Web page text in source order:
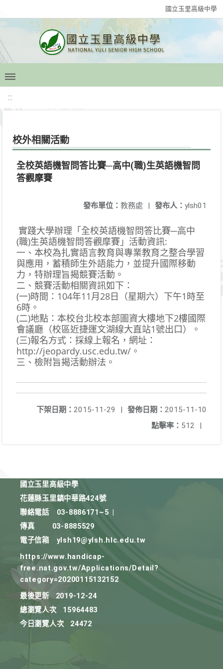
國立玉里高級中學
:::
校外相關活動
全校英語機智問答比賽─高中(職)生英語機智問
答觀摩賽
發布人： ylsh01
發布單位： 教務處 |
實踐大學辦理「全校英語機智問答比賽─高中
(職)生英語機智問答觀摩賽」活動資訊:
一、本校為扎實語言教育與專業教育之整合學習
與應用，蓄積師生外語能力，並提升國際移動
力，特辦理旨揭競賽活動。
二、競賽活動相關資訊如下：
(一)時間：104年11月28日（星期六）下午1時至
6時。
(二)地點：本校台北校本部圖資大樓地下2樓國際
會議廳（校區近捷運文湖線大直站1號出口）。
(三)報名方式：採線上報名，網址：
http://jeopardy.usc.edu.tw/。
三、檢附旨揭活動辦法。
發佈日期： 2015-11-10
下架日期： 2015-11-29
|
點擊率： 512 |
國立玉里高級中學
花蓮縣玉里鎮中華路424號
聯絡電話
03-8886171~5
傳真
03-8885529
電子信箱
ylsh19@ylsh.hlc.edu.tw
https://www.handicap-
free.nat.gov.tw/Applications/Detail?
category=20200115132152
最後更新
2019-12-24
總瀏覽人次
15964483
今日瀏覽人次
24472